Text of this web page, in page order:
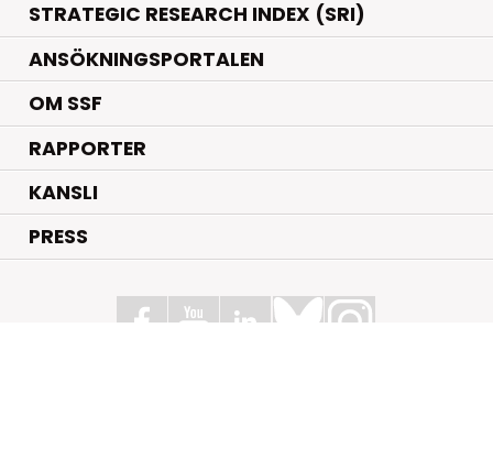
STRATEGIC RESEARCH INDEX (SRI)
ANSÖKNINGSPORTALEN
OM SSF
RAPPORTER
KANSLI
PRESS